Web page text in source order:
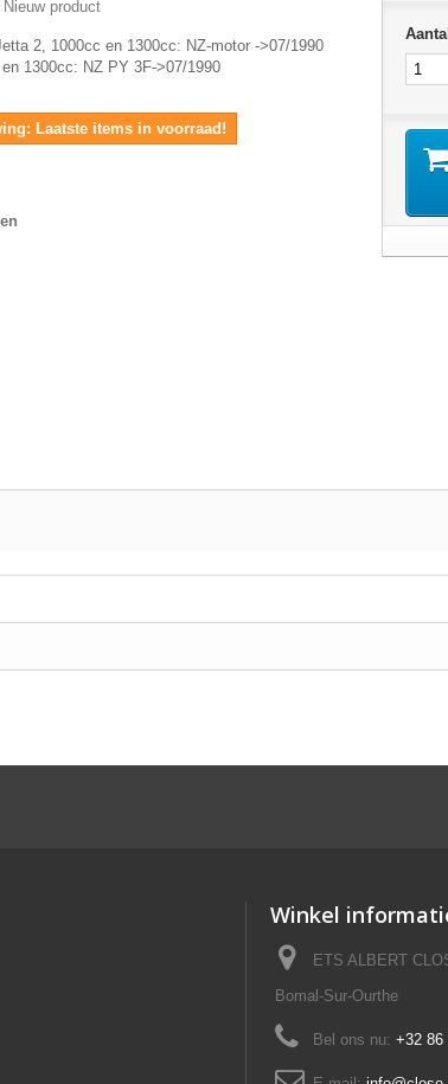
Nieuw product
2, 1000cc en 1300cc: NZ-motor ->07/1990
1300cc: NZ PY 3F->07/1990
Laatste items in voorraad!
Aantal
Winkel
ETS ALBERT
Bomal-Sur-Ourthe
Bel ons nu: +32 86